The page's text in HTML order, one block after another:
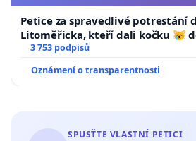
Petice za spravedlivé potrestání
Litoměřicka, kteří dali kočku 😿
a umírání zvířete natočili.
3 753 podpisů
Oznámení o transparentnosti
SPUSŤTE VLASTNÍ PETICI